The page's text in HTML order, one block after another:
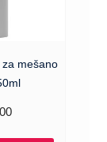
mešano